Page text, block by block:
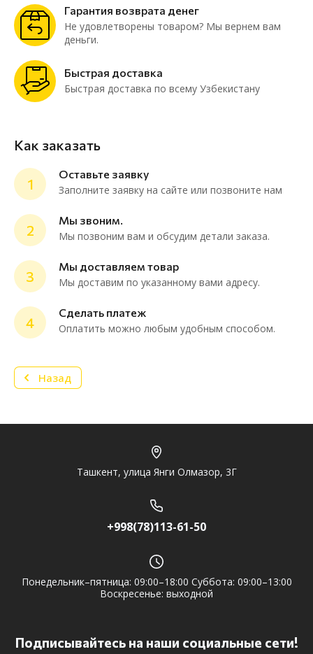
Гарантия возврата денег
Не удовлетворены товаром? Мы вернем вам
деньги.
Быстрая доставка
Быстрая доставка по всему Узбекистану
Как заказать
1
Оставьте заявку
Заполните заявку на сайте или позвоните нам
2
Мы звоним.
Мы позвоним вам и обсудим детали заказа.
3
Мы доставляем товар
Мы доставим по указанному вами адресу.
4
Сделать платеж
Оплатить можно любым удобным способом.
Назад
Ташкент, улица Янги Олмазор, 3Г
+998(78)113-61-50
Понедельник–пятница: 09:00–18:00 Суббота: 09:00–13:00
Воскресенье: выходной
Подписывайтесь на наши социальные сети!
online
Мессенджеры
Нужна консультация или персональное
предложение? Пиши в мессенджер!
Telegram